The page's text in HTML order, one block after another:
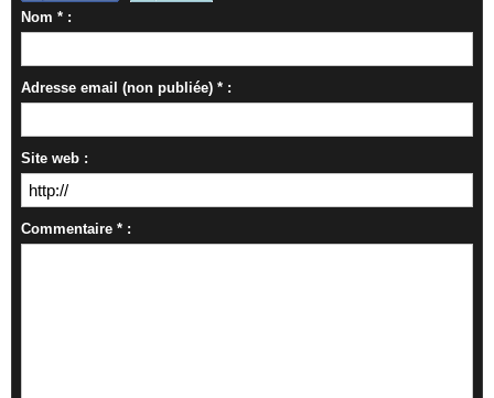
Nom * :
Adresse email (non publiée) * :
Site web :
Commentaire * :